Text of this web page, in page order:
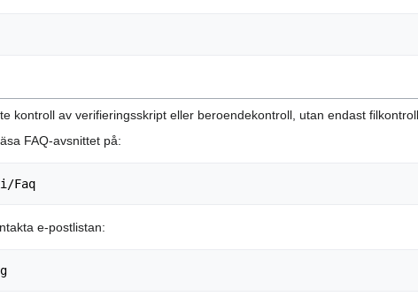
kontroll av verifieringsskript eller beroendekontroll, utan endast
FAQ-avsnittet på:
e-postlistan: